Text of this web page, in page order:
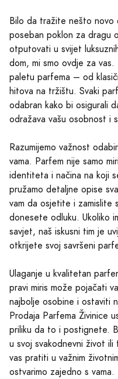
Bilo da tražite nešto novo
poseban poklon za dragu
otputovati u svijet
dom, mi smo ovdje za
paletu parfema – od
hitova na tržištu. Svaki
odabran kako bi osigurali
odražava vašu osobnost i
Razumijemo važnost
vama. Parfem nije samo
identiteta i načina na koji
pružamo detaljne opise
vam da osjetite i zamislite
donesete odluku. Ukoliko
savjet, naš iskusni tim je
otkrijete svoj savršeni
Ulaganje u kvalitetan
pravi miris može pojačati
najbolje osobine i ostaviti
Prodaja Parfema Živinice
priliku da to i postignete.
u svoj svakodnevni život
vas pratiti u važnim
ostvarimo zajedno s vama.